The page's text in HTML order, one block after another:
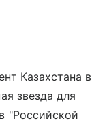
Казахстана в
звезда для
"Российской